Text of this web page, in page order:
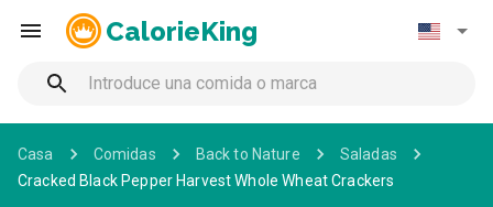
CalorieKing
Casa Comidas Back to Nature
Saladas
Cracked Black Pepper Harvest Whole Wheat Crackers